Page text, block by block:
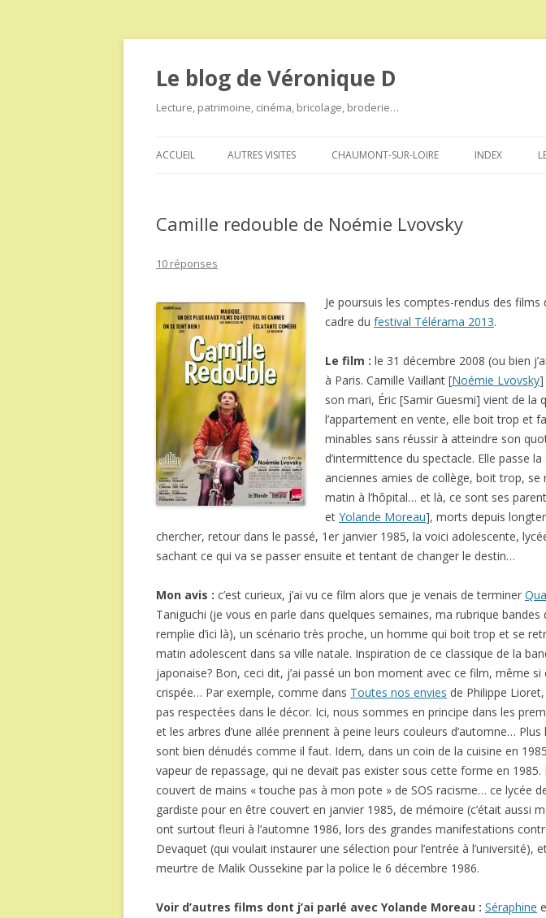
Le blog de Véronique D
Lecture, patrimoine, cinéma, bricolage, broderie…
ACCUEIL AUTRES VISITES CHAUMONT-SUR-LOIRE INDEX
Camille redouble de Noémie Lvovsky
10 réponses
Je poursuis les comptes-rendus des films
cadre du festival Télérama 2013.
Le film : le 31 décembre 2008 (ou bien
à Paris. Camille Vaillant [Noémie Lvovsky]
son mari, Éric [Samir Guesmi] vient de la
l’appartement en vente, elle boit trop et
minables sans réussir à atteindre son
d’intermittence du spectacle. Elle passe
anciennes amies de collège, boit trop, se
matin à l’hôpital… et là, ce sont ses
et Yolande Moreau], morts depuis
chercher, retour dans le passé, 1er janvier 1985, la voici adolescente,
sachant ce qui va se passer ensuite et tentant de changer le destin…
Mon avis : c’est curieux, j’ai vu ce film alors que je venais de terminer
Taniguchi (je vous en parle dans quelques semaines, ma rubrique bandes
remplie d’ici là), un scénario très proche, un homme qui boit trop et se
matin adolescent dans sa ville natale. Inspiration de ce classique de la
japonaise? Bon, ceci dit, j’ai passé un bon moment avec ce film, même si
crispée… Par exemple, comme dans Toutes nos envies de Philippe
pas respectées dans le décor. Ici, nous sommes en principe dans les
et les arbres d’une allée prennent à peine leurs couleurs d’automne…
sont bien dénudés comme il faut. Idem, dans un coin de la cuisine en
vapeur de repassage, qui ne devait pas exister sous cette forme en 1985.
couvert de mains « touche pas à mon pote » de SOS racisme… ce lycée
gardiste pour en être couvert en janvier 1985, de mémoire (c’était aussi
ont surtout fleuri à l’automne 1986, lors des grandes manifestations
Devaquet (qui voulait instaurer une sélection pour l’entrée à l’université),
meurtre de Malik Oussekine par la police le 6 décembre 1986.
Voir d’autres films dont j’ai parlé avec Yolande Moreau : Séraphine